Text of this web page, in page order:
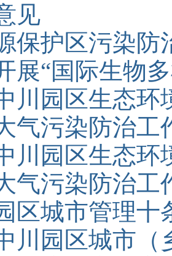
见
保护区污染防
展“国际生物
川园区生态
气污染防治工
川园区生态
气污染防治工
区城市管理十
川园区城市